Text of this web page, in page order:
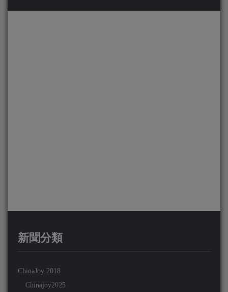
新聞分類
ChinaJoy 2018
Chinajoy2025